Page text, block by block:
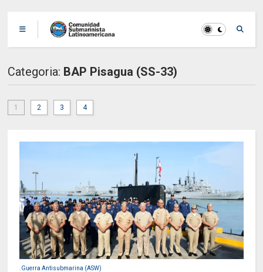
Categoria: BAP Pisagua (SS-33)
1 2 3 4
.Guerra Antisubmarina (ASW)